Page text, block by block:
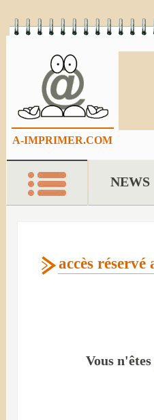
A-IMPRIMER.COM
NEWS
accès réservé
Vous